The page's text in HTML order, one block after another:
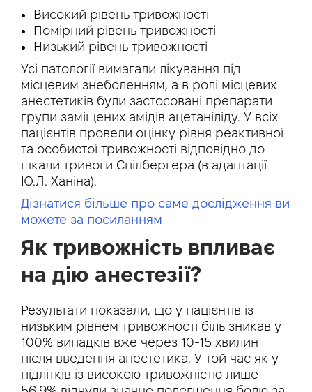
Високий рівень тривожності
Помірний рівень тривожності
Низький рівень тривожності
Усі патології вимагали лікування під
місцевим знеболенням, а в ролі місцевих
анестетиків були застосовані препарати
групи заміщених амідів ацетаніліду. У всіх
пацієнтів провели оцінку рівня реактивної
та особистої тривожності відповідно до
шкали тривоги Спілбергера (в адаптації
Ю.Л. Ханіна).
Дізнатися більше про саме дослідження ви
можете за посиланням
Як тривожність впливає
на дію анестезії?
Результати показали, що у пацієнтів із
низьким рівнем тривожності біль зникав у
100% випадків вже через 10-15 хвилин
після введення анестетика. У той час як у
підлітків із високою тривожністю лише